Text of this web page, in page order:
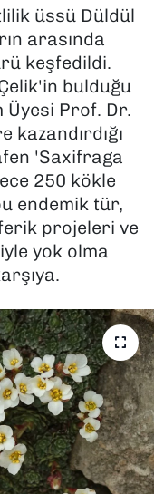
üssü Düldül
arasında
keşfedildi.
bulduğu
Üyesi Prof. Dr.
kazandırdığı
'Saxifraga
250 kökle
endemik tür,
projeleri ve
yok olma